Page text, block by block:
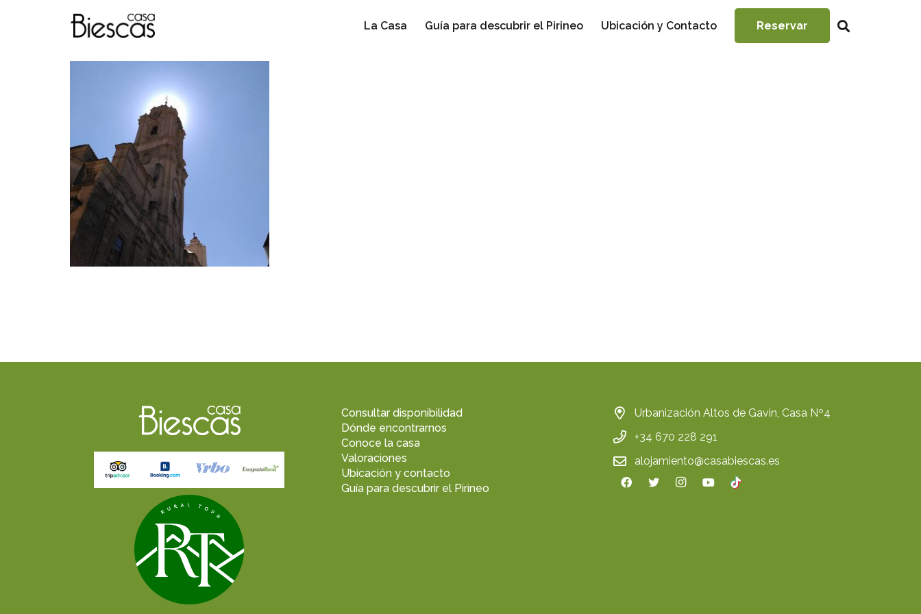
La Casa Guía para descubrir el Pirineo Ubicación y Contacto Reservar
Consultar disponibilidad
Dónde encontrarnos
Conoce la casa
Valoraciones
Ubicación y contacto
Guía para descubrir el Pirineo
Urbanización Altos de Gavin, Casa Nº4
+34 670 228 291
alojamiento@casabiescas.es